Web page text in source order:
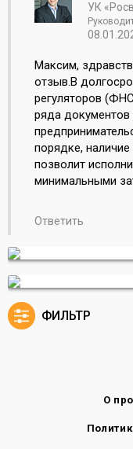
УК
Максим,
отзыв.В
регуляторов
ряда
порядке,
позволит
минимальными
Ответить
ФИЛЬТР
О